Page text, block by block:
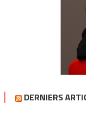
DERNIERS